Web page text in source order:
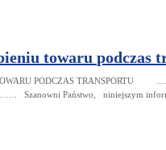
towaru podczas
TOWARU PODCZAS
Państwo, niniejszym